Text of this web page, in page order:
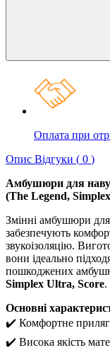
Оплата при
Опис Відгуки ( 0 )
Амбушюри для
(The Legend,
Змінні амбушюри
забезпечують
звукоізоляцію.
вони ідеально
пошкоджених
Simplex Ultra, Score.
Основні
✔️ Комфортне
✔️ Висока якість